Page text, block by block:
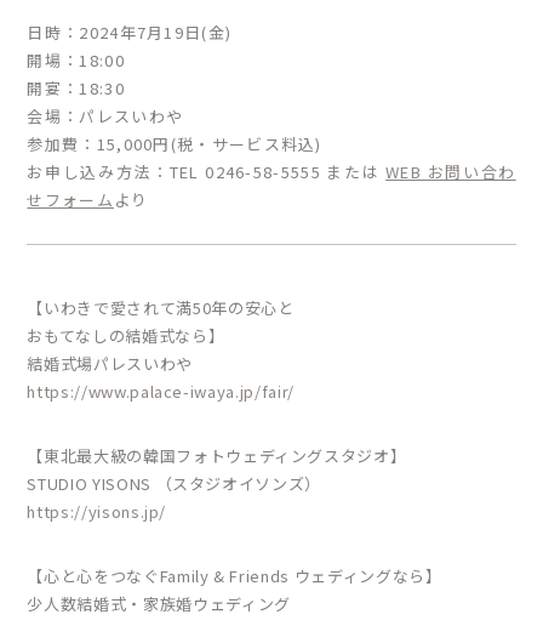
日時：2024年7月19日(金)
開場：18:00
開宴：18:30
会場：パレスいわや
参加費：15,000円(税・サービス料込)
お申し込み方法：TEL 0246-58-5555 またはWEB お問い合わ
せフォーム より
【いわきで愛されて満50年の安心と
おもてなしの結婚式なら】
結婚式場パレスいわや
https://www.palace-iwaya.jp/fair/
【東北最大級の韓国フォトウェディングスタジオ】
STUDIO YISONS （スタジオイソンズ）
https://yisons.jp/
【心と心をつなぐFamily & Friends ウェディングなら】
少人数結婚式・家族婚ウェディング